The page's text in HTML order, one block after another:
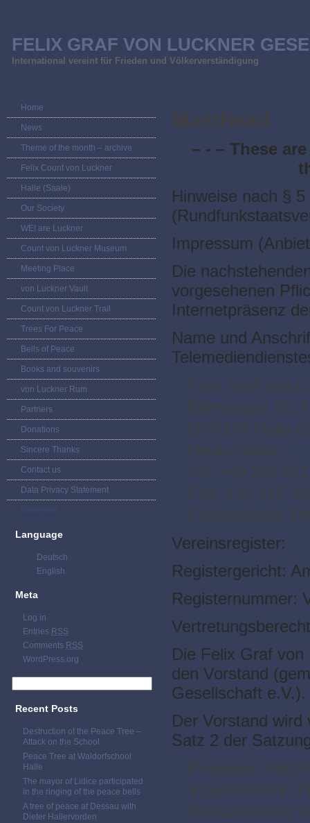
FELIX GRAF VON LUCKNER
International vereint für Frieden und Völkerverständigung
Home
News
Theme of the month – archive
Felix Count von Luckner
Halle (Saale)
Our Society
WE! are Luckner
Count von Luckner Museum
Meeting Place
von Luckner Vault
Count von Luckner Trail
Trees For Peace
Bells of Peace
Books and souvenirs
von Luckner Rum
Partners
Donations
Sincere Thanks
Contact us
Data Privacy Statement
Language
Deutsch
English
Meta
Log in
Entries RSS
Comments RSS
WordPress.org
Recent Posts
Destruction of the Peace Tree –
Attack on the School
Peace Tree at Waldorfschool
Halle
The mayor of Lidice participated
in the ringing of the peace bells
A tree of peace at Dessau with
Dieter Hallervorden
Masthead
– - – These
Hinweise nach §
Impressum
Die
vorgesehenen
Internetpräsenz
Name und
Felix Graf von
Bernburger Str.7
D-06108 Halle
Deutschland
Tel. +49 345
Fax: +49 345
Elektronische
Vereinsregister:
Registergericht:
Registernummer:
Die Felix Graf
den Vorstand
Gesellschaft e.V.).
Der Vorstand
Satz 2 der
Präsident:
Vizepräsident:
Schatzmeister: